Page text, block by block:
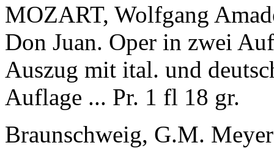
MOZART, Wolfgang
Don Juan. Oper in zwei
Auszug mit ital. und
Auflage ... Pr. 1 fl 18 gr.
Braunschweig, G.M.